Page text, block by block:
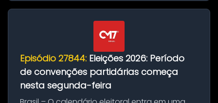
Episódio 27844: Eleições 2026: Período
de convenções partidárias começa
nesta segunda-feira